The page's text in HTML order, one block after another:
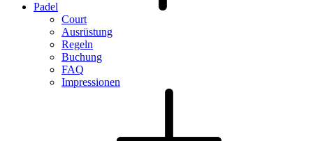
Padel
Court
Ausrüstung
Regeln
Buchung
FAQ
Impressionen